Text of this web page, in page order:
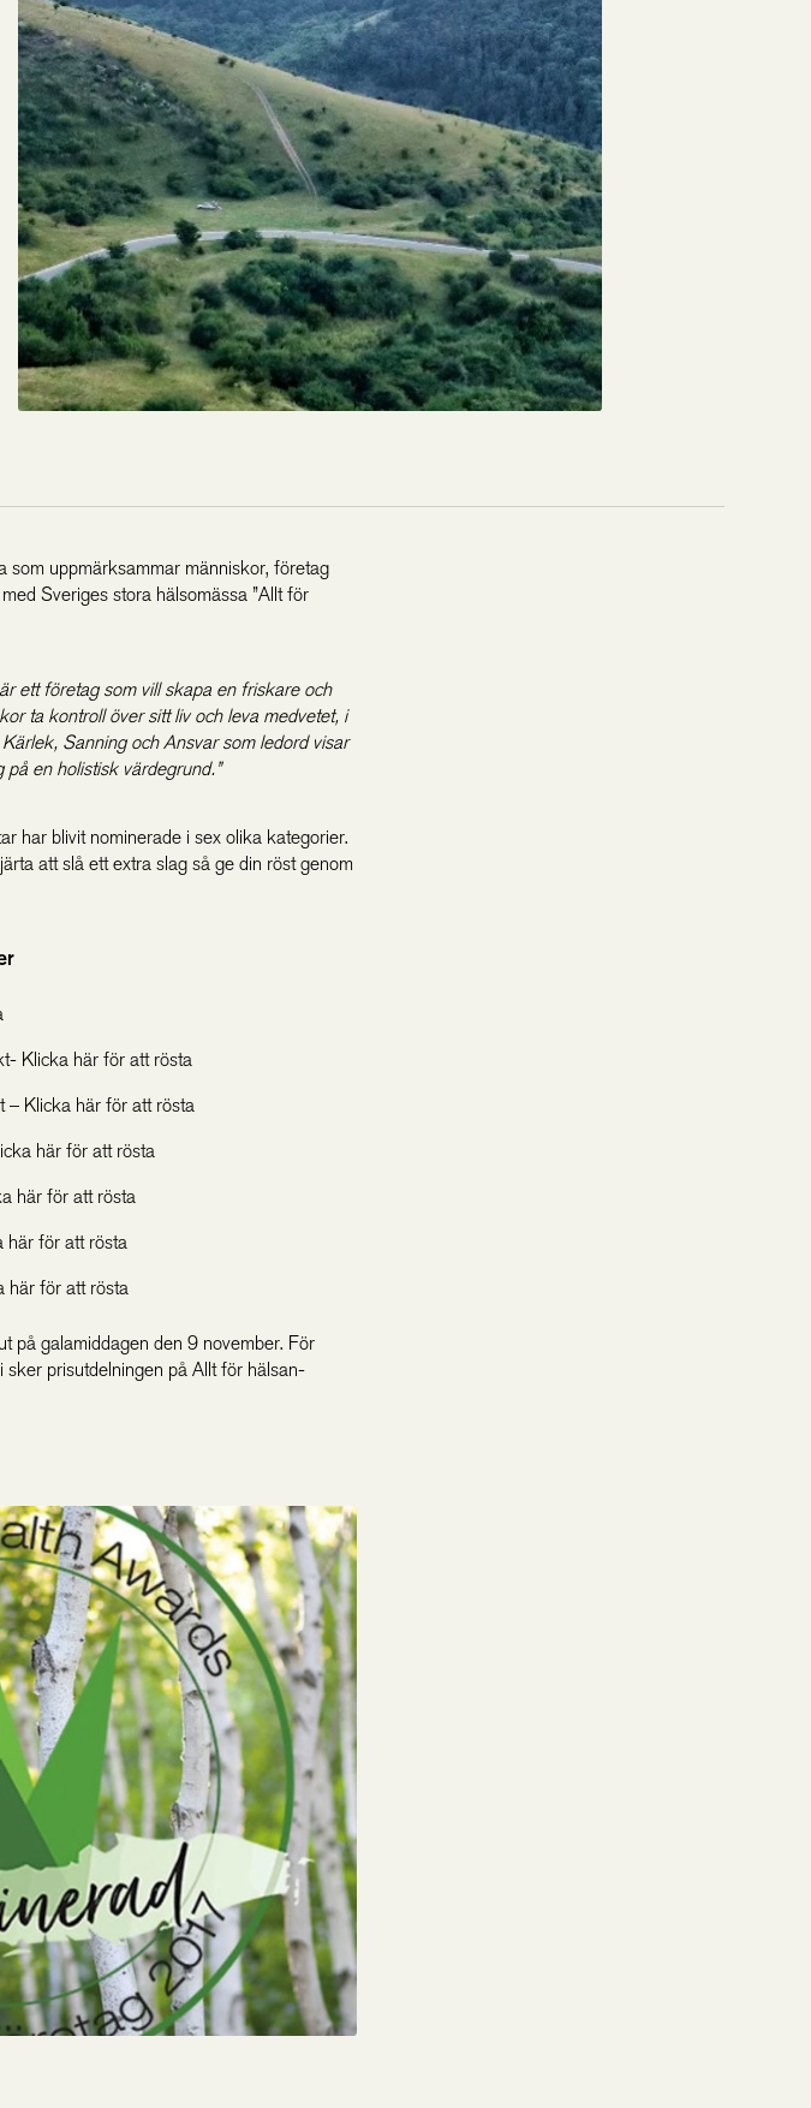
som uppmärksammar människor, företag
Sveriges stora hälsomässa ”Allt för
är ett företag som vill skapa en friskare och
ta kontroll över sitt liv och leva medvetet, i
Sanning och Ansvar som ledord visar
en holistisk värdegrund.”
har blivit nominerade i sex olika kategorier.
att slå ett extra slag så ge din röst genom
Klicka här för att rösta
– Klicka här för att rösta
här för att rösta
här för att rösta
här för att rösta
här för att rösta
på galamiddagen den 9 november. För
prisutdelningen på Allt för hälsan-